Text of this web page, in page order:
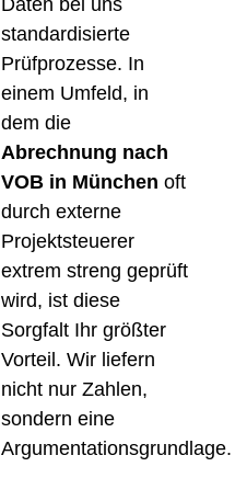
standardisierte
Prüfprozesse. In
einem Umfeld, in
dem die
Abrechnung nach
VOB in München oft
durch externe
Projektsteuerer
extrem streng geprüft
wird, ist diese
Sorgfalt Ihr größter
Vorteil. Wir liefern
nicht nur Zahlen,
sondern eine
Argumentationsgrundlage.